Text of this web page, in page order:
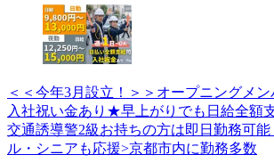
＜＜今年3月設立！＞＞オープニングメ
入社祝い金あり★早上がりでも日給全額
交通誘導警2級お持ちの方は即日勤務可能
ル・シニアも応援>京都市内に勤務多数